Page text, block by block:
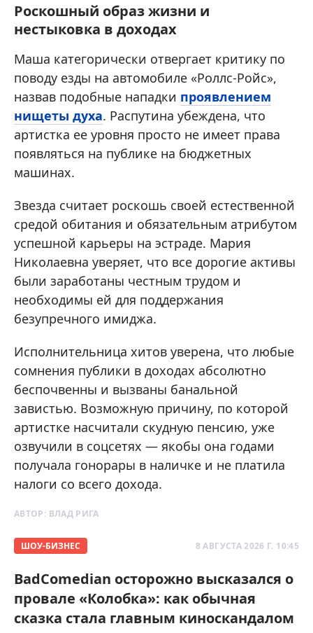
Роскошный образ жизни и
нестыковка в доходах
Маша категорически отвергает критику по
поводу езды на автомобиле «Роллс-Ройс»,
назвав подобные нападки проявлением
нищеты духа. Распутина убеждена, что
артистка ее уровня просто не имеет права
появляться на публике на бюджетных
машинах.
Звезда считает роскошь своей естественной
средой обитания и обязательным атрибутом
успешной карьеры на эстраде. Мария
Николаевна уверяет, что все дорогие активы
были заработаны честным трудом и
необходимы ей для поддержания
безупречного имиджа.
Исполнительница хитов уверена, что любые
сомнения публики в доходах абсолютно
беспочвенны и вызваны банальной
завистью. Возможную причину, по которой
артистке насчитали скудную пенсию, уже
озвучили в соцсетях — якобы она годами
получала гонорары в наличке и не платила
налоги со всего дохода.
АВТОР: ВЛАД РИГА
ШОУ-БИЗНЕС 8 АВГУСТА 2026 Г. 10:45
BadComedian осторожно высказался о
провале «Колобка»: как обычная
сказка стала главным киноскандалом